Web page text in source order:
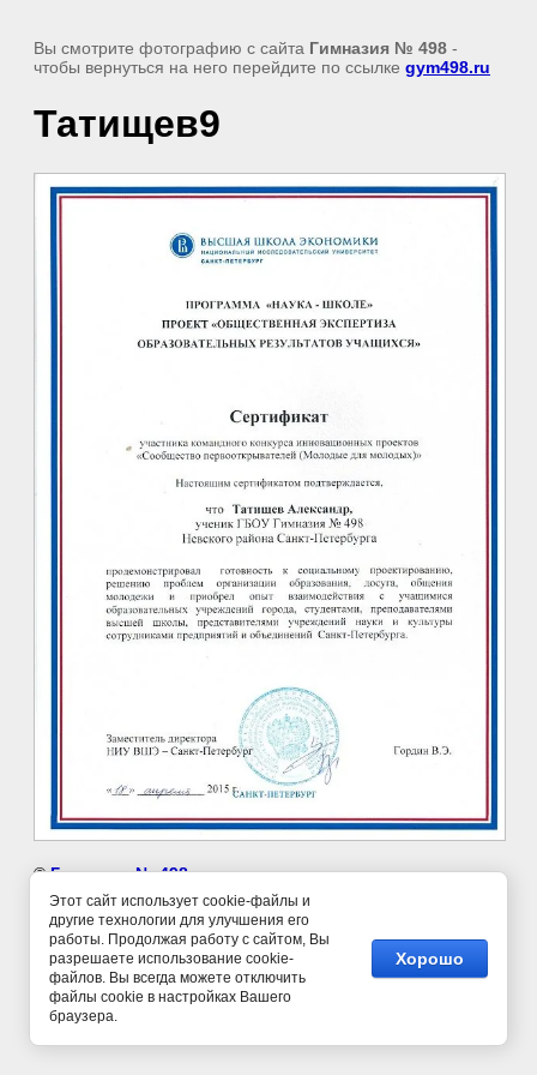
Вы смотрите фотографию с сайта Гимназия № 498 -
чтобы вернуться на него перейдите по ссылке gym498.ru
Татищев9
©Гимназия № 498
Этот сайт использует cookie-файлы и
другие технологии для улучшения его
работы. Продолжая работу с сайтом, Вы
разрешаете использование cookie-
файлов. Вы всегда можете отключить
файлы cookie в настройках Вашего
браузера.
Хорошо